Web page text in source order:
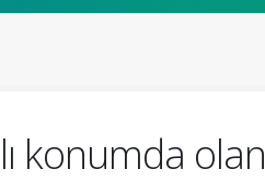
konumda